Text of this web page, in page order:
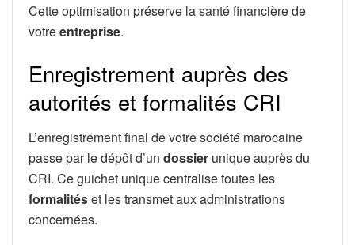
Cette optimisation préserve la santé financière de
votreentreprise.
Enregistrement auprès des
autorités et formalités CRI
L’enregistrement final de votre société marocaine
passe par le dépôt d’un dossier unique auprès du
CRI. Ce guichet unique centralise toutes les
formalitéset les transmet aux administrations
concernées.